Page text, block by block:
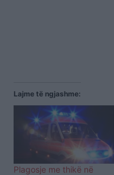
Lajme të ngjashme:
Plagosje me thikë në